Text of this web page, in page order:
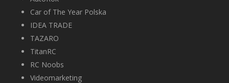
Car of The Year Polska
IDEA TRADE
TAZARO
TitanRC
RC Noobs
Videomarketing